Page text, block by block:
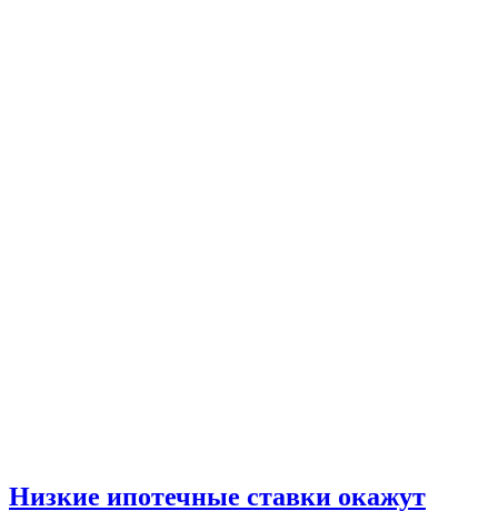
Низкие ипотечные ставки окажут